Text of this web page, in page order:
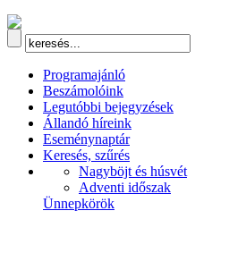
Programajánló
Beszámolóink
Legutóbbi bejegyzések
Állandó híreink
Eseménynaptár
Keresés, szűrés
Nagyböjt és húsvét
Adventi időszak
Ünnepkörök